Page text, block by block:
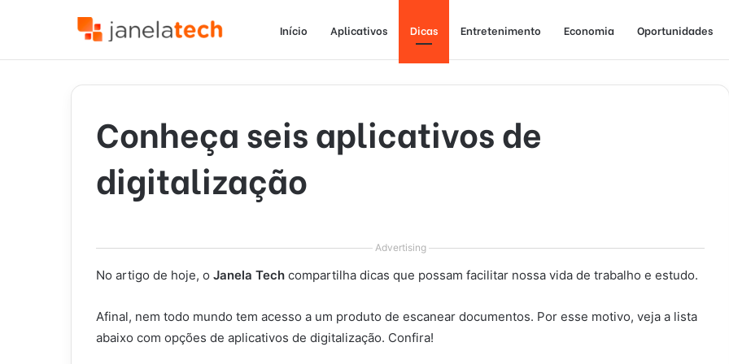
Início Aplicativos Dicas Entretenimento Economia Oportunidades
Conheça seis aplicativos de
digitalização
Advertising
No artigo de hoje, o Janela Tech compartilha dicas que possam facilitar nossa vida de trabalho e estudo.
Afinal, nem todo mundo tem acesso a um produto de escanear documentos. Por esse motivo, veja a lista
abaixo com opções de aplicativos de digitalização. Confira!